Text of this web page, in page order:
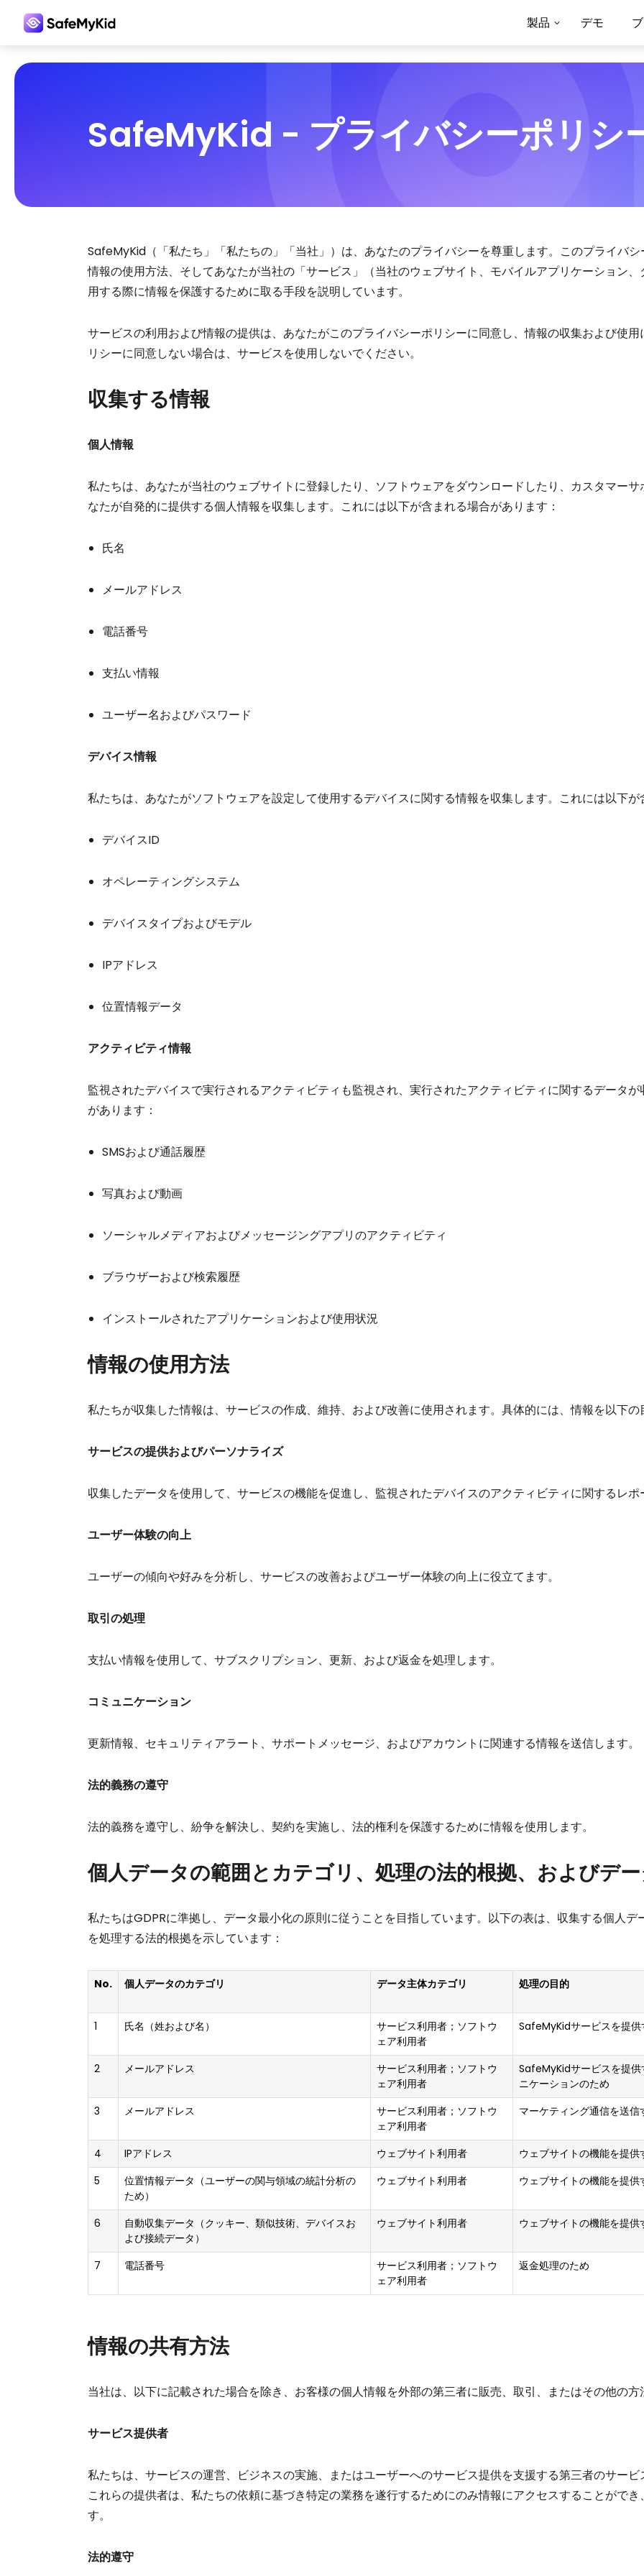
製品 デモ
SafeMyKid - プライバシーポリシ
SafeMyKid（「私たち」「私たちの」「当社」）は、あなたのプライバシーを尊重します。このプライバシ
情報の使用方法、そしてあなたが当社の「サービス」（当社のウェブサイト、モバイルアプリケーション
用する際に情報を保護するために取る手段を説明しています。
サービスの利用および情報の提供は、あなたがこのプライバシーポリシーに同意し、情報の収集および使
リシーに同意しない場合は、サービスを使用しないでください。
収集する情報
個人情報
私たちは、あなたが当社のウェブサイトに登録したり、ソフトウェアをダウンロードしたり、カスタマー
なたが自発的に提供する個人情報を収集します。これには以下が含まれる場合があります：
氏名
メールアドレス
電話番号
支払い情報
ユーザー名およびパスワード
デバイス情報
私たちは、あなたがソフトウェアを設定して使用するデバイスに関する情報を収集します。これには以下が
デバイスID
オペレーティングシステム
デバイスタイプおよびモデル
IPアドレス
位置情報データ
アクティビティ情報
監視されたデバイスで実行されるアクティビティも監視され、実行されたアクティビティに関するデータ
があります：
SMSおよび通話履歴
写真および動画
ソーシャルメディアおよびメッセージングアプリのアクティビティ
ブラウザーおよび検索履歴
インストールされたアプリケーションおよび使用状況
情報の使用方法
私たちが収集した情報は、サービスの作成、維持、および改善に使用されます。具体的には、情報を以下の
サービスの提供およびパーソナライズ
収集したデータを使用して、サービスの機能を促進し、監視されたデバイスのアクティビティに関するレポ
ユーザー体験の向上
ユーザーの傾向や好みを分析し、サービスの改善およびユーザー体験の向上に役立てます。
取引の処理
支払い情報を使用して、サブスクリプション、更新、および返金を処理します。
コミュニケーション
更新情報、セキュリティアラート、サポートメッセージ、およびアカウントに関連する情報を送信します。
法的義務の遵守
法的義務を遵守し、紛争を解決し、契約を実施し、法的権利を保護するために情報を使用します。
個人データの範囲とカテゴリ、処理の法的根拠、およびデ
私たちはGDPRに準拠し、データ最小化の原則に従うことを目指しています。以下の表は、収集する個人
を処理する法的根拠を示しています：
No. 個人データのカテゴリ データ主体カテゴリ 処理の目的
1
氏名（姓および名）
サービス利用者；ソフトウ
ェア利用者
SafeMyKidサービスを提供
2 メールアドレス
サービス利用者；ソフトウ
ェア利用者
SafeMyKidサービスを提供
ニケーションのため
3 メールアドレス
サービス利用者；ソフトウ
ェア利用者
マーケティング通信を送信
4 IPアドレス ウェブサイト利用者 ウェブサイトの機能を提供
5
位置情報データ（ユーザーの関与領域の統計分析の
ため）
ウェブサイト利用者 ウェブサイトの機能を提供
6
自動収集データ（クッキー、類似技術、デバイスお
よび接続データ）
ウェブサイト利用者 ウェブサイトの機能を提供
7 電話番号
サービス利用者；ソフトウ
ェア利用者
返金処理のため
情報の共有方法
当社は、以下に記載された場合を除き、お客様の個人情報を外部の第三者に販売、取引、またはその他の方
サービス提供者
私たちは、サービスの運営、ビジネスの実施、またはユーザーへのサービス提供を支援する第三者のサービ
これらの提供者は、私たちの依頼に基づき特定の業務を遂行するためにのみ情報にアクセスすることがで
す。
法的遵守